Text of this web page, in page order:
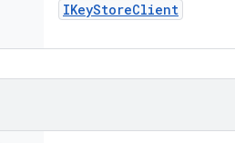
IKeyStoreClient